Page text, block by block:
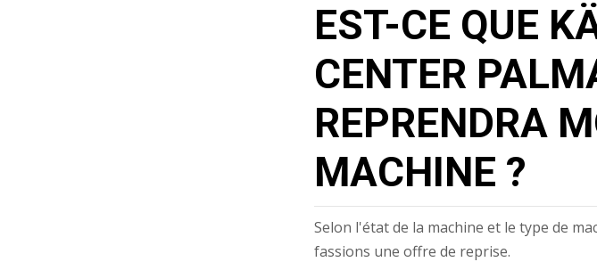
EST-CE QUE
CENTER
REPRENDRA
MACHINE ?
Selon l'état de la machine et le type de
fassions une offre de reprise.